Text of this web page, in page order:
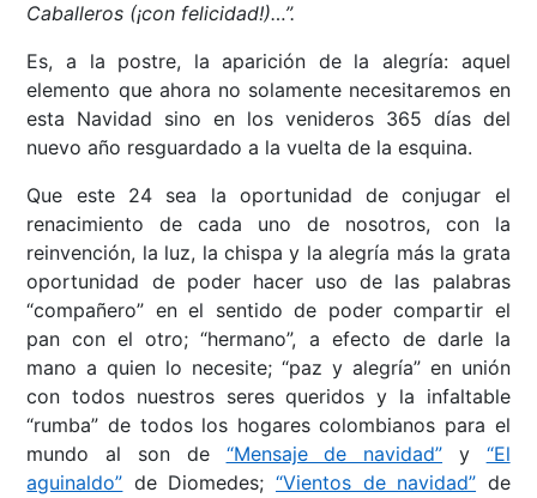
Caballeros (¡con felicidad!)…”.
Es, a la postre, la aparición de la alegría: aquel
elemento que ahora no solamente necesitaremos en
esta Navidad sino en los venideros 365 días del
nuevo año resguardado a la vuelta de la esquina.
Que este 24 sea la oportunidad de conjugar el
renacimiento de cada uno de nosotros, con la
reinvención, la luz, la chispa y la alegría más la grata
oportunidad de poder hacer uso de las palabras
“compañero” en el sentido de poder compartir el
pan con el otro; “hermano”, a efecto de darle la
mano a quien lo necesite; “paz y alegría” en unión
con todos nuestros seres queridos y la infaltable
“rumba” de todos los hogares colombianos para el
mundo al son de “Mensaje de navidad” y “El
aguinaldo” de Diomedes; “Vientos de navidad” de